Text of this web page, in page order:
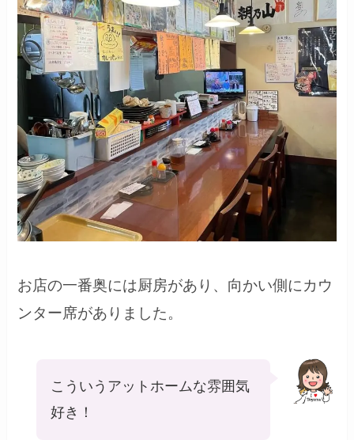
お店の一番奥には厨房があり、向かい側にカウ
ンター席がありました。
こういうアットホームな雰囲気
好き！